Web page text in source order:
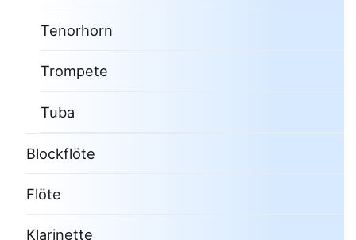
Tenorhorn
Trompete
Tuba
Blockflöte
Flöte
Klarinette